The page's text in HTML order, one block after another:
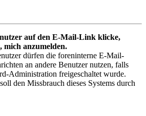
auf den E-Mail-Link klicke,
mich anzumelden.
dürfen die foreninterne E-Mail-
an andere Benutzer nutzen, falls
Administration freigeschaltet wurde.
den Missbrauch dieses Systems durch